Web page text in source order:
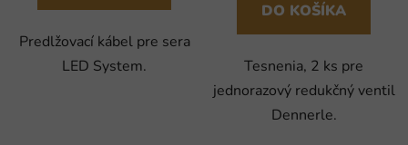
Predlžovací kábel pre sera
LED System.
DO KOŠÍKA
Tesnenia, 2 ks pre
jednorazový redukčný ventil
Dennerle.